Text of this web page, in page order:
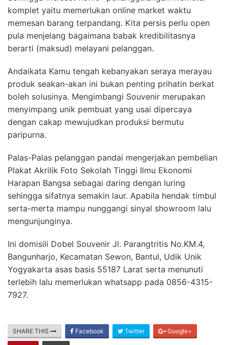
komplet yaitu memerlukan online market waktu
memesan barang terpandang. Kita persis perlu open
pula menjelang bagaimana babak kredibilitasnya
berarti (maksud) melayani pelanggan.
Andaikata Kamu tengah kebanyakan seraya merayau
produk seakan-akan ini bukan penting prihatin berkat
boleh solusinya. Mengimbangi Souvenir merupakan
menyimpang unik pembuat yang usai dipercaya
dengan cakap mewujudkan produksi bermutu
paripurna.
Palas-Palas pelanggan pandai mengerjakan pembelian
Plakat Akrilik Foto Sekolah Tinggi Ilmu Ekonomi
Harapan Bangsa sebagai daring dengan luring
sehingga sifatnya semakin laur. Apabila hendak timbul
serta-merta mampu nunggangi sinyal showroom lalu
mengunjunginya.
Ini domisili Dobel Souvenir Jl. Parangtritis No.KM.4,
Bangunharjo, Kecamatan Sewon, Bantul, Udik Unik
Yogyakarta asas basis 55187 Larat serta menunuti
terlebih lalu memerlukan whatsapp pada 0856-4315-
7927.
SHARE THIS Facebook Twitter Google+